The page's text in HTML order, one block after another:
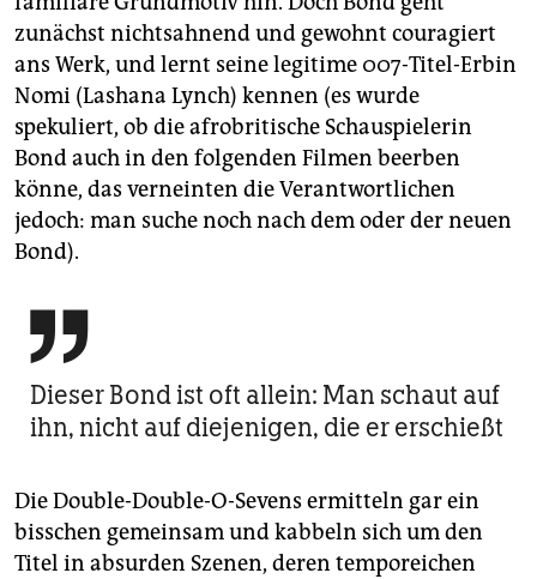
zunächst nichtsahnend und gewohnt couragiert
ans Werk, und lernt seine legitime 007-Titel-Erbin
Nomi (Lashana Lynch) kennen (es wurde
spekuliert, ob die afrobritische Schauspielerin
Bond auch in den folgenden Filmen beerben
könne, das verneinten die Verantwortlichen
jedoch: man suche noch nach dem oder der neuen
Bond).

Dieser Bond ist oft allein: Man schaut auf
ihn, nicht auf diejenigen, die er erschießt
Die Double-Double-O-Sevens ermitteln gar ein
bisschen gemeinsam und kabbeln sich um den
Titel in absurden Szenen, deren temporeichen